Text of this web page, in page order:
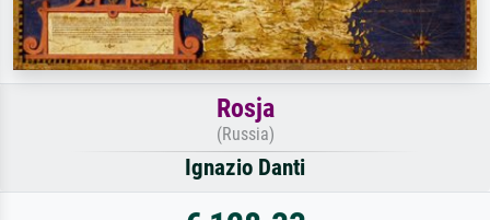
Rosja
(Russia)
Ignazio Danti